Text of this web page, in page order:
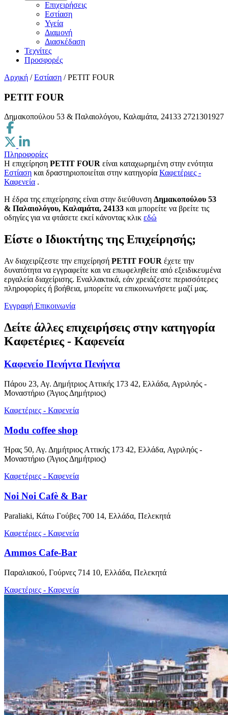
Επιχειρήσεις
Εστίαση
Υγεία
Διαμονή
Διασκέδαση
Τεχνίτες
Προσφορές
Αρχική / Εστίαση / PETIT FOUR
PETIT FOUR
Δημακοπούλου 53 & Παλαιολόγου, Καλαμάτα, 24133 2721301927
Πληροφορίες
Η επιχείρηση PETIT FOUR είναι καταχωρημένη στην ενότητα
Εστίαση και δραστηριοποιείται στην κατηγορία Καφετέριες -
Καφενεία .
H έδρα της επιχείρησης είναι στην διεύθυνση Δημακοπούλου 53
& Παλαιολόγου, Καλαμάτα, 24133 και μπορείτε να βρείτε τις
οδηγίες για να φτάσετε εκεί κάνοντας κλικ εδώ
Είστε ο Ιδιοκτήτης της Επιχείρησής;
Αν διαχειρίζεστε την επιχείρησή PETIT FOUR έχετε την
δυνατότητα να εγγραφείτε και να επωφεληθείτε από εξειδικευμένα
εργαλεία διαχείρισης. Εναλλακτικά, εάν χρειάζεστε περισσότερες
πληροφορίες ή βοήθεια, μπορείτε να επικοινωνήσετε μαζί μας.
Εγγραφή Επικοινωνία
Δείτε άλλες επιχειρήσεις στην κατηγορία
Καφετέριες - Καφενεία
Καφενείο Πενήντα Πενήντα
Πάρου 23, Αγ. Δημήτριος Αττικής 173 42, Ελλάδα, Αγριληός -
Μοναστήριο (Άγιος Δημήτριος)
Καφετέριες - Καφενεία
Modu coffee shop
Ήρας 50, Αγ. Δημήτριος Αττικής 173 42, Ελλάδα, Αγριληός -
Μοναστήριο (Άγιος Δημήτριος)
Καφετέριες - Καφενεία
Noi Noi Cafè & Bar
Paraliaki, Κάτω Γούβες 700 14, Ελλάδα, Πελεκητά
Καφετέριες - Καφενεία
Ammos Cafe-Bar
Παραλιακού, Γούρνες 714 10, Ελλάδα, Πελεκητά
Καφετέριες - Καφενεία